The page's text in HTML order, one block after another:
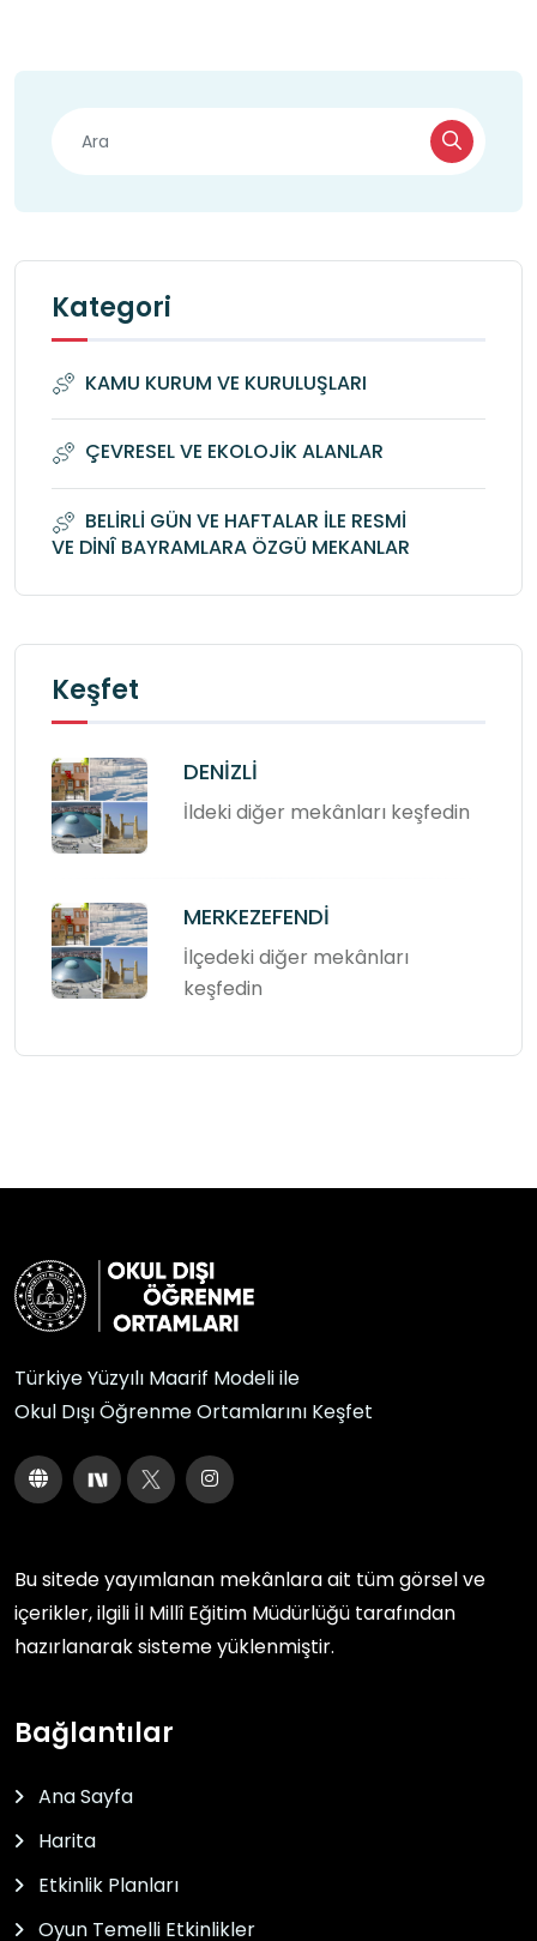
Kategori
KAMU KURUM VE KURULUŞLARI
ÇEVRESEL VE EKOLOJİK ALANLAR
BELİRLİ GÜN VE HAFTALAR İLE RESMİ
VE DİNÎ BAYRAMLARA ÖZGÜ MEKANLAR
Keşfet
DENİZLİ
İldeki diğer mekânları keşfedin
MERKEZEFENDİ
İlçedeki diğer mekânları
keşfedin
Türkiye Yüzyılı Maarif Modeli ile
Okul Dışı Öğrenme Ortamlarını Keşfet
Bu sitede yayımlanan mekânlara ait tüm görsel ve
içerikler, ilgili İl Millî Eğitim Müdürlüğü tarafından
hazırlanarak sisteme yüklenmiştir.
Bağlantılar
Ana Sayfa
Harita
Etkinlik Planları
Oyun Temelli Etkinlikler